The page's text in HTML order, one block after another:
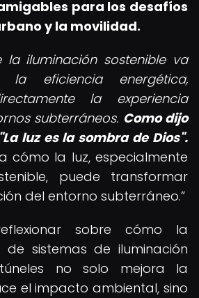
para los desafíos
y la movilidad.
la iluminación sostenible va
eficiencia energética,
la experiencia
subterráneos. Como dijo
luz es la sombra de Dios".
cómo la luz, especialmente
puede transformar
del entorno subterráneo.
sobre cómo la
de sistemas de iluminación
no solo mejora la
el impacto ambiental, sino